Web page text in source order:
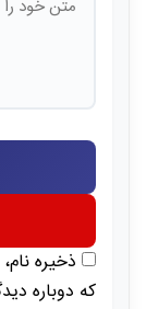
ذخیره
که دوباره